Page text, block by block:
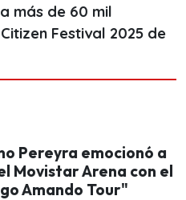
más de 60 mil
Festival 2025 de
Pereyra emocionó a
Movistar Arena con el
Amando Tour"